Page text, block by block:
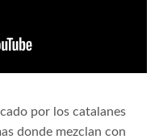
por los catalanes
donde mezclan con